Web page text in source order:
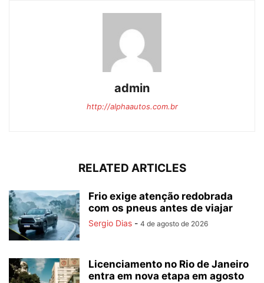
admin
http://alphaautos.com.br
RELATED ARTICLES
Frio exige atenção redobrada
com os pneus antes de viajar
Sergio Dias - 4 de agosto de 2026
Licenciamento no Rio de Janeiro
entra em nova etapa em agosto